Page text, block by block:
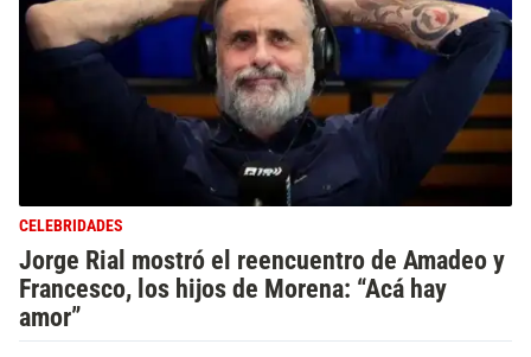
CELEBRIDADES
Jorge Rial mostró el reencuentro de Amadeo y
Francesco, los hijos de Morena: “Acá hay
amor”